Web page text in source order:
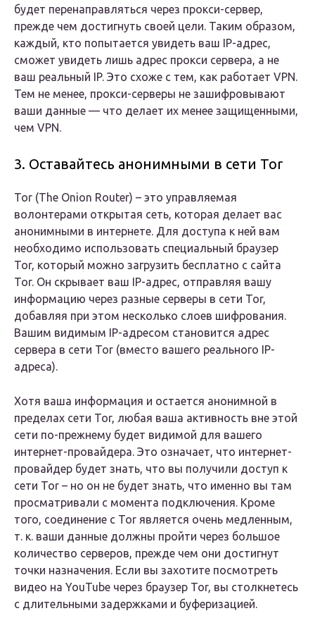
будет перенаправляться через прокси-сервер,
прежде чем достигнуть своей цели. Таким образом,
каждый, кто попытается увидеть ваш IP-адрес,
сможет увидеть лишь адрес прокси сервера, а не
ваш реальный IP. Это схоже с тем, как работает VPN.
Тем не менее, прокси-серверы не зашифровывают
ваши данные — что делает их менее защищенными,
чем VPN.
3. Оставайтесь анонимными в сети Tor
Tor (The Onion Router) – это управляемая
волонтерами открытая сеть, которая делает вас
анонимными в интернете. Для доступа к ней вам
необходимо использовать специальный браузер
Tor, который можно загрузить бесплатно с сайта
Tor. Он скрывает ваш IP-адрес, отправляя вашу
информацию через разные серверы в сети Tor,
добавляя при этом несколько слоев шифрования.
Вашим видимым IP-адресом становится адрес
сервера в сети Tor (вместо вашего реального IP-
адреса).
Хотя ваша информация и остается анонимной в
пределах сети Tor, любая ваша активность вне этой
сети по-прежнему будет видимой для вашего
интернет-провайдера. Это означает, что интернет-
провайдер будет знать, что вы получили доступ к
сети Tor – но он не будет знать, что именно вы там
просматривали с момента подключения. Кроме
того, соединение с Tor является очень медленным,
т. к. ваши данные должны пройти через большое
количество серверов, прежде чем они достигнут
точки назначения. Если вы захотите посмотреть
видео на YouTube через браузер Tor, вы столкнетесь
с длительными задержками и буферизацией.